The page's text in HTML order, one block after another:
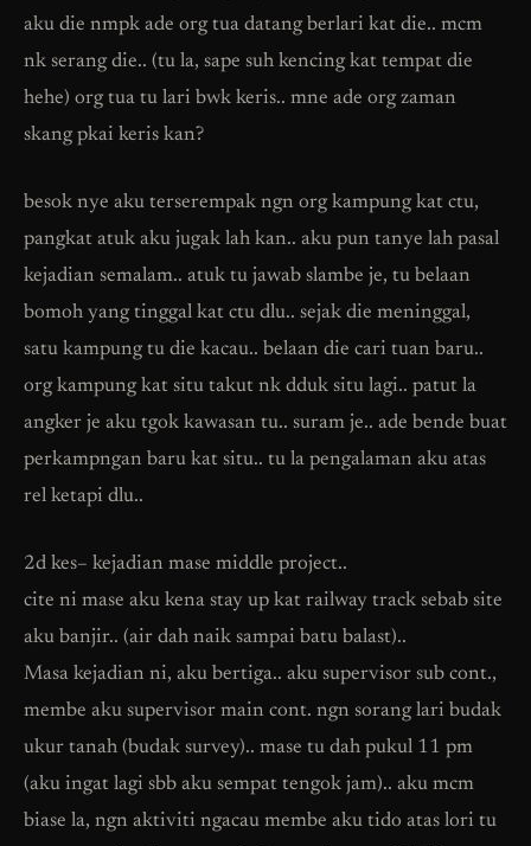
aku die nmpk ade org tua datang berlari kat die.. mcm
nk serang die.. (tu la, sape suh kencing kat tempat die
hehe) org tua tu lari bwk keris.. mne ade org zaman
skang pkai keris kan?
besok nye aku terserempak ngn org kampung kat ctu,
pangkat atuk aku jugak lah kan.. aku pun tanye lah pasal
kejadian semalam.. atuk tu jawab slambe je, tu belaan
bomoh yang tinggal kat ctu dlu.. sejak die meninggal,
satu kampung tu die kacau.. belaan die cari tuan baru..
org kampung kat situ takut nk dduk situ lagi.. patut la
angker je aku tgok kawasan tu.. suram je.. ade bende buat
perkampngan baru kat situ.. tu la pengalaman aku atas
rel ketapi dlu..
2d kes– kejadian mase middle project..
cite ni mase aku kena stay up kat railway track sebab site
aku banjir.. (air dah naik sampai batu balast)..
Masa kejadian ni, aku bertiga.. aku supervisor sub cont.,
membe aku supervisor main cont. ngn sorang lari budak
ukur tanah (budak survey).. mase tu dah pukul 11 pm
(aku ingat lagi sbb aku sempat tengok jam).. aku mcm
biase la, ngn aktiviti ngacau membe aku tido atas lori tu